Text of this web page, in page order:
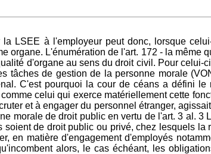
LSEE à l'employeur peut donc, lorsque
organe. L'énumération de l'art. 172 - la même
d'organe au sens du droit civil. Pour celui-
de gestion de la personne morale
C'est pourquoi la cour de céans a défini le
celui qui exerce matériellement cette
et à engager du personnel étranger,
morale de droit public en vertu de l'art. 3 al. 3
de droit public ou privé, chez lesquels la
en matière d'engagement d'employés
alors, le cas échéant, les